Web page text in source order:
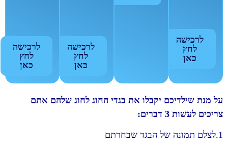
לרכישה
לחץ
כאן
לרכישה
לחץ
כאן
לרכישה
לחץ
כאן
על מנת שילדיכם יקבלו את בגדי החוג לחוג שלהם אתם
צריכים לעשות 3 דברים:
1.לצלם תמונה של הבגד שבחרתם